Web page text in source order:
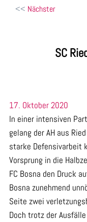
Beitragsnavigation
Nächster
SC
17. Oktober 2020
In einer intensiven
gelang der AH aus
starke Defensivarbeit
Vorsprung in die
FC Bosna den Druck
Bosna zunehmend
Seite zwei
Doch trotz der